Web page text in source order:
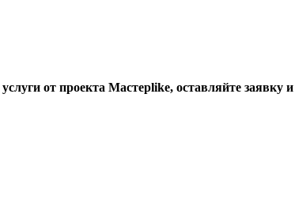
от проекта Мастерlike, оставляйте заявку